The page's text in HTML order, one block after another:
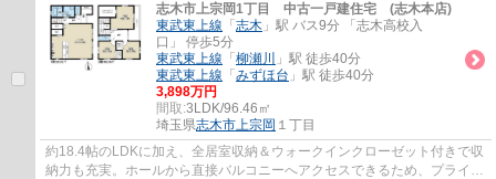
志木市上宗岡1丁目 中古一戸建住宅 (志木本店)
東武東上線 「 志木 」駅 バス9分 「志木高校入
口」 停歩5分
東武東上線 「 柳瀬川
」駅 徒歩40分
東武東上線 「 みずほ台 」駅 徒歩40分
3,898万円
間取:3LDK/96.46㎡
埼玉県志木市上宗岡 １丁目
約18.4帖のLDKに加え、全居室収納＆ウォークインクローゼット付きで収
納力も充実。ホールから直接バルコニーへアクセスできるため、プライバ